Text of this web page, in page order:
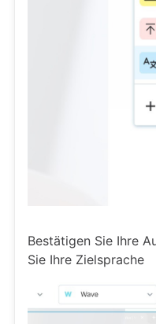
Bestätigen Sie Ihre
Sie Ihre Zielsprache